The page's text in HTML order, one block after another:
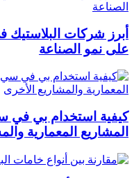
أبرز شركات
على نمو الصناعة
المشاريع المعمارية